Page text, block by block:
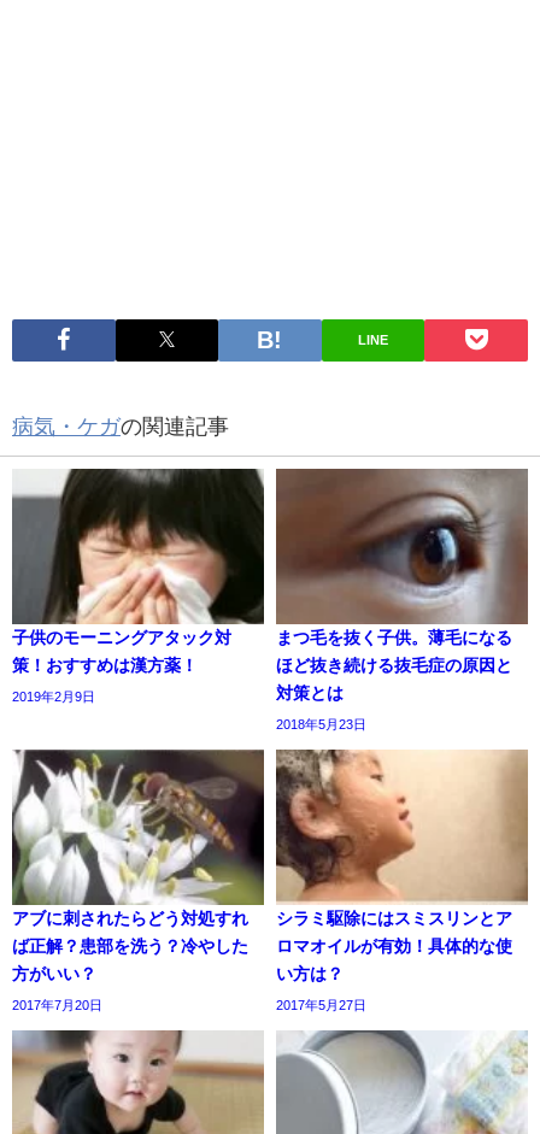
LINE
病気・ケガの関連記事
子供のモーニングアタック対
策！おすすめは漢方薬！
2019年2月9日
まつ毛を抜く子供。薄毛になる
ほど抜き続ける抜毛症の原因と
対策とは
2018年5月23日
アブに刺されたらどう対処すれ
ば正解？患部を洗う？冷やした
方がいい？
2017年7月20日
シラミ駆除にはスミスリンとア
ロマオイルが有効！具体的な使
い方は？
2017年5月27日